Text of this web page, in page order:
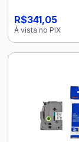
R$341,05
À vista no PIX